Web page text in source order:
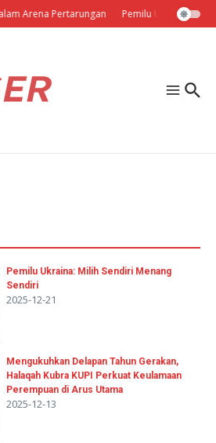
Arena Pertarungan Pemilu Ukraina:
Pemilu Ukraina: Milih Sendiri Menang
Sendiri
2025-12-21
Mengukuhkan Delapan Tahun Gerakan,
Halaqah Kubra KUPI Perkuat Keulamaan
Perempuan di Arus Utama
2025-12-13